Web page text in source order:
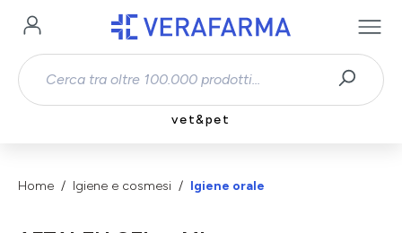
Passa al contenuto principale
vet&pet
Home Igiene e cosmesi Igiene orale